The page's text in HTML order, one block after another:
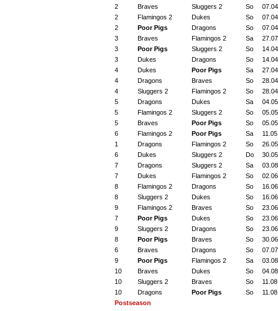
2
Braves Sluggers 2 So
2
Flamingos 2 Dukes So
2
Poor Pigs Dragons So
3
Braves Flamingos 2 Sa
3
Poor Pigs Sluggers 2 So
3
Dukes Dragons So
4
Dukes Poor Pigs Sa
4
Dragons Braves So
4
Sluggers 2 Flamingos 2 So
5
Dragons Dukes Sa
5
Flamingos 2 Sluggers 2 So
5
Braves Poor Pigs So
6
Flamingos 2 Poor Pigs Sa
1
Dragons Flamingos 2 So
6
Dukes Sluggers 2 Do
7
Dragons Sluggers 2 Sa
7
Dukes Flamingos 2 So
8
Flamingos 2 Dragons So
8
Sluggers 2 Dukes So
9
Flamingos 2 Braves So
7
Poor Pigs Dukes So
9
Sluggers 2 Dragons So
8
Poor Pigs Braves So
6
Braves Dragons So
9
Poor Pigs Flamingos 2 Sa
10
Braves Dukes So
10
Sluggers 2 Braves So
10
Dragons Poor Pigs So
Postseason